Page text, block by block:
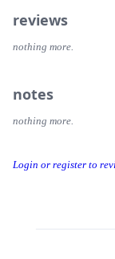
Login or register to
reviews
nothing more.
notes
nothing more.